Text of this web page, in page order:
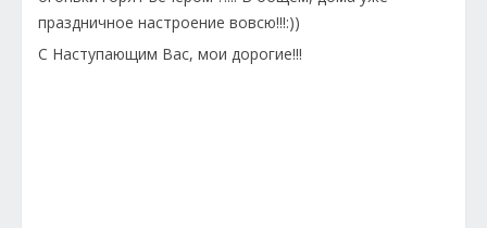
праздничное настроение вовсю!!!:))
С Наступающим Вас, мои дорогие!!!